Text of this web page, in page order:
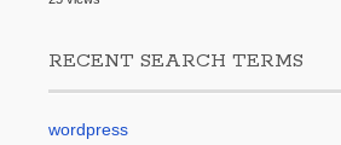
RECENT SEARCH TERMS
wordpress